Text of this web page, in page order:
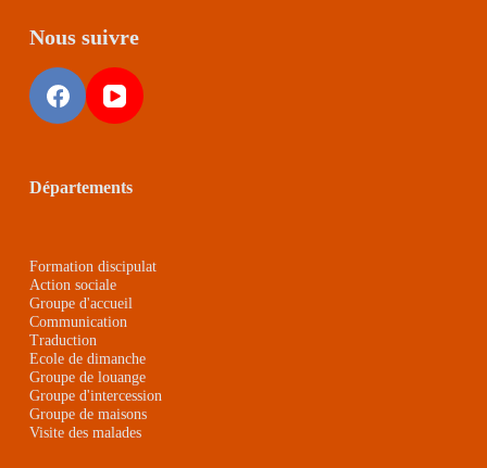
Nous suivre
Départements
Formation discipulat
Action sociale
Groupe d'accueil
Communication
Traduction
Ecole de dimanche
Groupe de louange
Groupe d'intercession
Groupe de maisons
Visite des malades